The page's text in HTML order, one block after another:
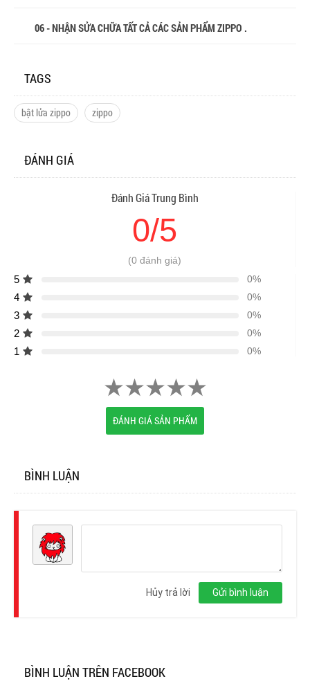
06 - NHẬN SỬA CHỮA TẤT CẢ CÁC SẢN PHẨM ZIPPO .
TAGS
bật lửa zippo zippo
ĐÁNH GIÁ
Đánh Giá Trung Bình
0/5
(0 đánh giá)
5 0%
4 0%
3 0%
2 0%
1 0%
ĐÁNH GIÁ SẢN PHẨM
BÌNH LUẬN
Gửi bình luận
Hủy trả lời
BÌNH LUẬN TRÊN FACEBOOK